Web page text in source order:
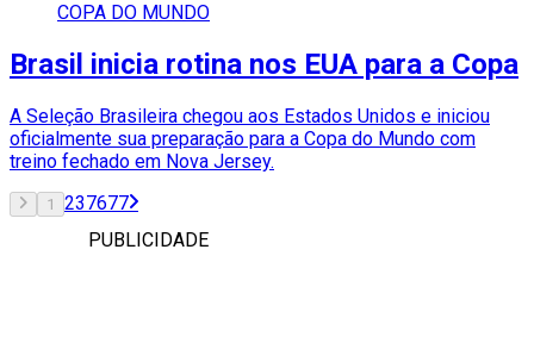
COPA DO MUNDO
Brasil inicia rotina nos EUA para a Copa
A Seleção Brasileira chegou aos Estados Unidos e iniciou
oficialmente sua preparação para a Copa do Mundo com
treino fechado em Nova Jersey.
1 237677
PUBLICIDADE